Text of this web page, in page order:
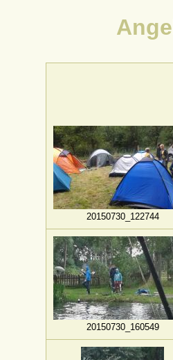
20150730_122744
20150730_160549